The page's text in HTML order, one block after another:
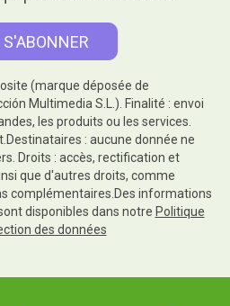
(marque déposée de
Multimedia S.L.). Finalité : envoi
les produits ou les services.
: aucune donnée ne
Droits : accès, rectification et
que d'autres droits, comme
complémentaires.Des informations
disponibles dans notre Politique
des données